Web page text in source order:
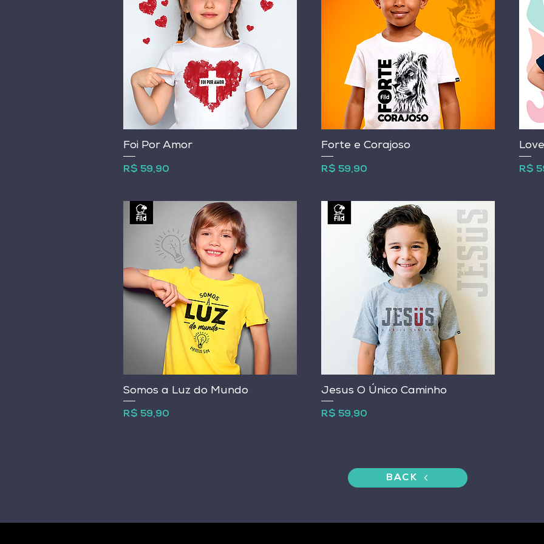
Foi Por Amor
Preço
R$ 59,90
Forte e Corajoso
Preço
R$ 59,90 R$
Somos a Luz do Mundo
Preço
R$ 59,90
Jesus O Único Caminho
Preço
R$ 59,90
BACK